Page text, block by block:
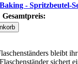
- Spritzbeutel-
Gesamtpreis:
bleibt
sichert